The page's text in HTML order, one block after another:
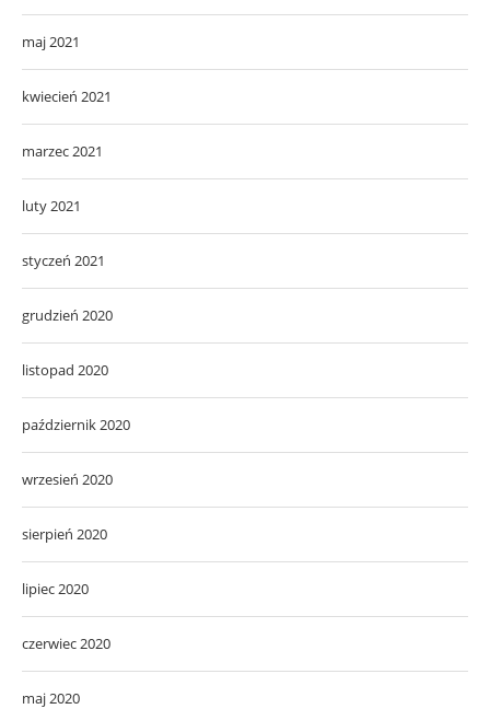
maj 2021
kwiecień 2021
marzec 2021
luty 2021
styczeń 2021
grudzień 2020
listopad 2020
październik 2020
wrzesień 2020
sierpień 2020
lipiec 2020
czerwiec 2020
maj 2020